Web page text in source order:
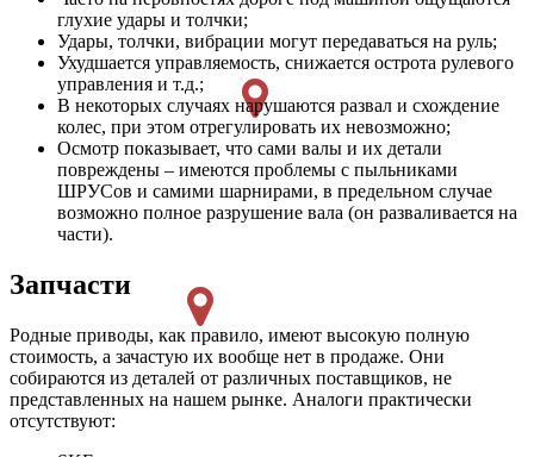
глухие удары и толчки;
Удары, толчки, вибрации могут передаваться на руль;
Ухудшается управляемость, снижается острота рулевого
управления и т.д.;
В некоторых случаях нарушаются развал и схождение
колес, при этом отрегулировать их невозможно;
Осмотр показывает, что сами валы и их детали
повреждены – имеются проблемы с пыльниками
ШРУСов и самими шарнирами, в предельном случае
возможно полное разрушение вала (он разваливается на
части).
Запчасти
Родные приводы, как правило, имеют высокую полную
стоимость, а зачастую их вообще нет в продаже. Они
собираются из деталей от различных поставщиков, не
представленных на нашем рынке. Аналоги практически
отсутствуют: